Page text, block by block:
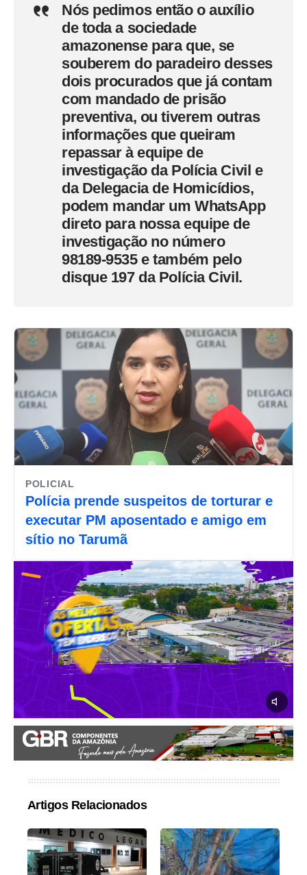
Nós pedimos então o auxílio
de toda a sociedade
amazonense para que, se
souberem do paradeiro desses
dois procurados que já contam
com mandado de prisão
preventiva, ou tiverem outras
informações que queiram
repassar à equipe de
investigação da Polícia Civil e
da Delegacia de Homicídios,
podem mandar um WhatsApp
direto para nossa equipe de
investigação no número
98189-9535 e também pelo
disque 197 da Polícia Civil.
POLICIAL
Polícia prende suspeitos de torturar e
executar PM aposentado e amigo em
sítio no Tarumã
Artigos Relacionados